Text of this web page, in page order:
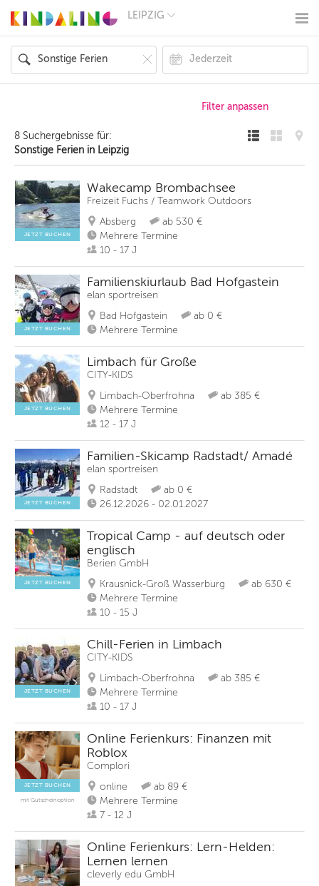
LEIPZIG
BERLIN
MÜNCHEN
HAMBURG
KÖLN
HANNOVER
LEIPZIG
DRESDEN
NÜRNBERG
WIEN
ANDERE
REGIONEN
8 Suchergebnisse für:
Sonstige Ferien in Leipzig
JETZT BUCHEN
Wakecamp Brombachsee
Freizeit Fuchs / Teamwork Outdoors
Absberg
ab 530 €
Mehrere Termine
10 - 17 J
JETZT BUCHEN
Familienskiurlaub Bad Hofgastein
elan sportreisen
Bad Hofgastein
ab 0 €
Mehrere Termine
JETZT BUCHEN
Limbach für Große
CITY-KIDS
Limbach-Oberfrohna
ab 385 €
Mehrere Termine
12 - 17 J
JETZT BUCHEN
Familien-Skicamp Radstadt/ Amadé
elan sportreisen
Radstadt
ab 0 €
26.12.2026 - 02.01.2027
JETZT BUCHEN
Tropical Camp - auf deutsch oder
englisch
Berien GmbH
Krausnick-Groß Wasserburg
ab 630 €
Mehrere Termine
10 - 15 J
JETZT BUCHEN
Chill-Ferien in Limbach
CITY-KIDS
Limbach-Oberfrohna
ab 385 €
Mehrere Termine
10 - 17 J
JETZT BUCHEN
mit Gutscheinoption
Online Ferienkurs: Finanzen mit
Roblox
Complori
online
ab 89 €
Mehrere Termine
7 - 12 J
Online Ferienkurs: Lern-Helden:
Lernen lernen
cleverly edu GmbH